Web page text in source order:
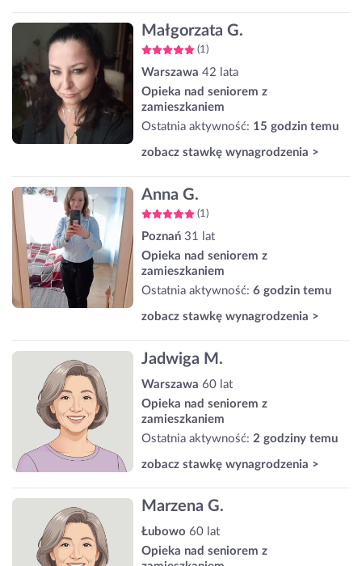
Małgorzata G.
(1)
Warszawa 42 lata
Opieka nad seniorem z
zamieszkaniem
Ostatnia aktywność: 15 godzin temu
zobacz stawkę wynagrodzenia >
Anna G.
(1)
Poznań 31 lat
Opieka nad seniorem z
zamieszkaniem
Ostatnia aktywność: 6 godzin temu
zobacz stawkę wynagrodzenia >
Jadwiga M.
Warszawa 60 lat
Opieka nad seniorem z
zamieszkaniem
Ostatnia aktywność: 2 godziny temu
zobacz stawkę wynagrodzenia >
Marzena G.
Łubowo 60 lat
Opieka nad seniorem z